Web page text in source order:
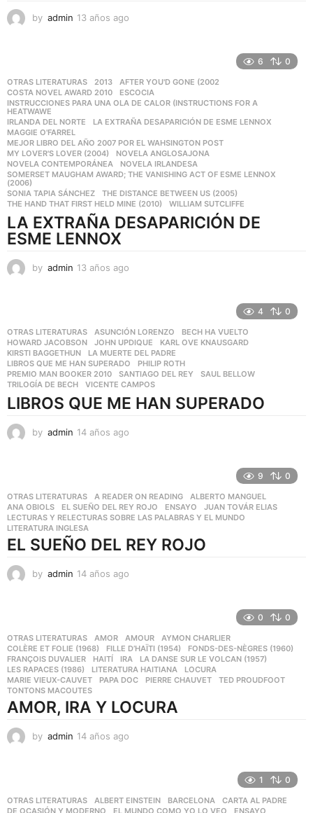
by admin 13 años ago
s
a
o
6 0
OTRAS LITERATURAS 2013 ,AFTER YOU'D GONE (2002
COSTA NOVEL AWARD 2010
,ESCOCIA
INSTRUCCIONES PARA UNA OLA DE CALOR (INSTRUCTIONS FOR A
HEATWAWE
IRLANDA DEL NORTE
,LA EXTRAÑA DESAPARICIÓN DE ESME LENNOX
MAGGIE O'FARREL
MEJOR LIBRO DEL AÑO 2007 POR EL WAHSINGTON POST
MY LOVER'S LOVER (2004)
,NOVELA ANGLOSAJONA
NOVELA CONTEMPORÁNEA
,NOVELA IRLANDESA
SOMERSET MAUGHAM AWARD; THE VANISHING ACT OF ESME LENNOX
(2006)
SONIA TAPIA SÁNCHEZ
,THE DISTANCE BETWEEN US (2005)
THE HAND THAT FIRST HELD MINE (2010)
,WILLIAM SUTCLIFFE
LA EXTRAÑA DESAPARICIÓN DE
ESME LENNOX
by admin 13 años ago
s
a
g
o
4 0
OTRAS LITERATURAS ASUNCIÓN LORENZO ,BECH HA VUELTO
HOWARD JACOBSON
,JOHN UPDIQUE ,KARL OVE KNAUSGARD
KIRSTI BAGGETHUN
,LA MUERTE DEL PADRE
LIBROS QUE ME HAN SUPERADO
,PHILIP ROTH
PREMIO MAN BOOKER 2010
,SANTIAGO DEL REY ,SAUL BELLOW
TRILOGÍA DE BECH
,VICENTE CAMPOS
LIBROS QUE ME HAN SUPERADO
by admin 14 años ago
s
a
o
9 0
OTRAS LITERATURAS A READER ON READING ,ALBERTO MANGUEL
ANA OBIOLS
,EL SUEÑO DEL REY ROJO ,ENSAYO ,JUAN TOVÁR ELIAS
LECTURAS Y RELECTURAS SOBRE LAS PALABRAS Y EL MUNDO
LITERATURA INGLESA
EL SUEÑO DEL REY ROJO
by admin 14 años ago
s
a
g
o
0 0
OTRAS LITERATURAS AMOR ,AMOUR ,AYMON CHARLIER
COLÈRE ET FOLIE (1968)
,FILLE D’HAÏTI (1954) ,FONDS-DES-NÈGRES (1960)
FRANÇOIS DUVALIER
,HAITÍ ,IRA ,LA DANSE SUR LE VOLCAN (1957)
LES RAPACES (1986)
,LITERATURA HAITIANA ,LOCURA
MARIE VIEUX-CAUVET
,PAPA DOC ,PIERRE CHAUVET ,TED PROUDFOOT
TONTONS MACOUTES
AMOR, IRA Y LOCURA
by admin 14 años ago
s
1 0
OTRAS LITERATURAS ALBERT EINSTEIN ,BARCELONA ,CARTA AL PADRE